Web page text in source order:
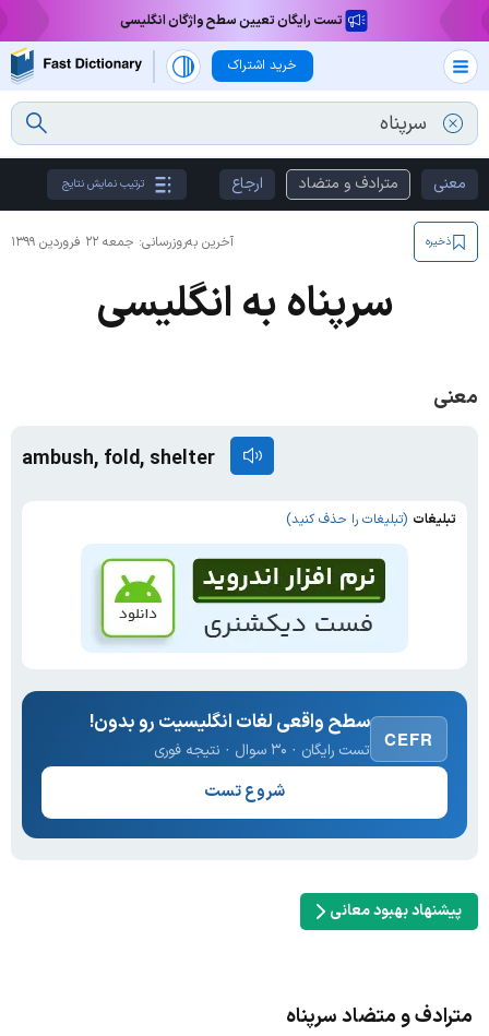
تست رایگان تعیین سطح واژگان انگلیسی
خرید اشتراک
معنی مترادف و متضاد ارجاع ترتیب نمایش نتایج
آخرین به‌روزرسانی: جمعه ۲۲ فروردین ۱۳۹۹ ذخیره
سرپناه به انگلیسی
معنی
ambush, fold, shelter
تبلیغات (تبلیغات را حذف کنید)
CEFR
سطح واقعی لغات انگلیسیت رو بدون!
تست رایگان · ۳۰ سوال · نتیجه فوری
شروع تست
پیشنهاد بهبود معانی
مترادف و متضاد سرپناه